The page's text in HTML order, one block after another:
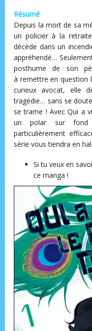
Résumé
Depuis la mort de sa
un policier à la
décède dans un
appréhendé…
posthume de son
à remettre en question
curieux avocat, elle
tragédie… sans se
se trame ! Avec Qui a
un polar sur fond
particulièrement
série vous tiendra en
Si tu veux en
ce manga !